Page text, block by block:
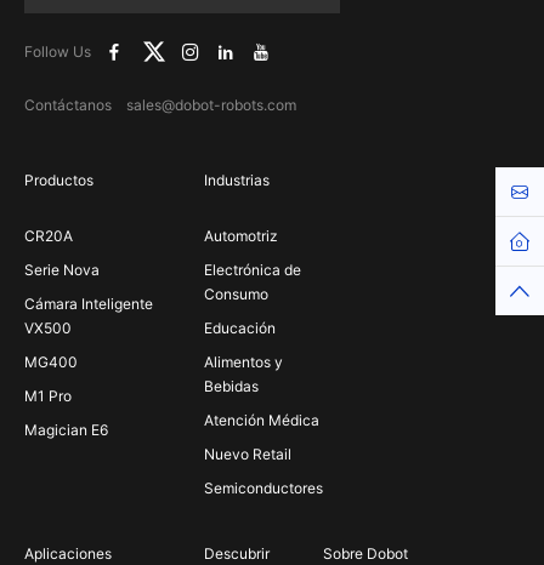
Follow Us
Contáctanos sales@dobot-robots.com
Productos
CR20A
Serie Nova
Cámara Inteligente
VX500
MG400
M1 Pro
Magician E6
Industrias
Automotriz
Electrónica de
Consumo
Educación
Alimentos y
Bebidas
Atención Médica
Nuevo Retail
Semiconductores
Aplicaciones Descubrir Sobre Dobot
Top